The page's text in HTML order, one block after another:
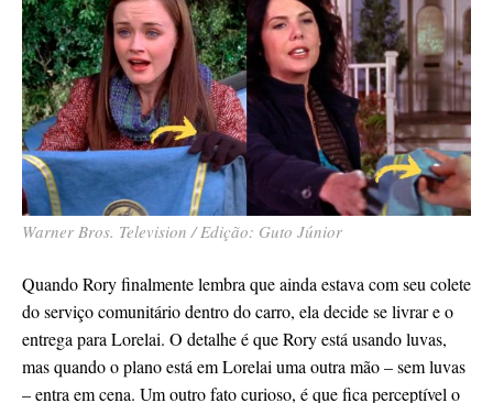
Warner Bros. Television / Edição: Guto Júnior
Quando Rory finalmente lembra que ainda estava com seu colete
do serviço comunitário dentro do carro, ela decide se livrar e o
entrega para Lorelai. O detalhe é que Rory está usando luvas,
mas quando o plano está em Lorelai uma outra mão – sem luvas
– entra em cena. Um outro fato curioso, é que fica perceptível o